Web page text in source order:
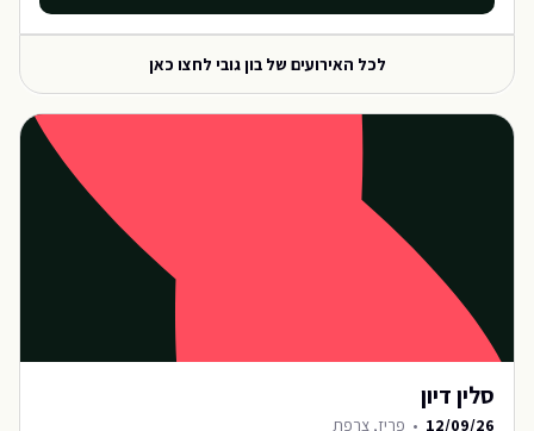
לכל האירועים שלבון גובי לחצו כאן
סלין דיון
12/09/26
• פריז, צרפת